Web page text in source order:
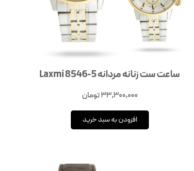
ساعت ست زنانه مردانه Laxmi 8546-5
33,300,000تومان
افزودن به سبد خرید